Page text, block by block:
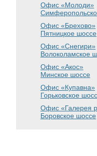
Офис «Молоди»
Офис «Брехово»
Пятницкое шоссе
Офис «Снегири»
Волоколамское
Офис «Акос»
Минское шоссе
Офис «Купавна»
Горьковское
Офис «Галерея
Боровское шоссе